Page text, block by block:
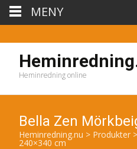
Heminredning online
Bella Zen
Heminredning.nu > Produkter >
240×340 cm
MENY